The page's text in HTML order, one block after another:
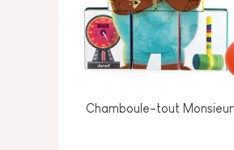
Chamboule-tout